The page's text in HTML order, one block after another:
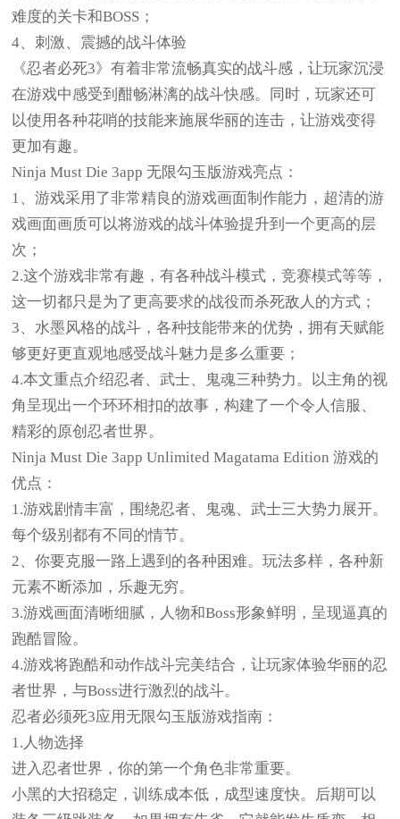
难度的关卡和BOSS；
4、刺激、震撼的战斗体验
《忍者必死3》有着非常流畅真实的战斗感，让玩家沉浸
在游戏中感受到酣畅淋漓的战斗快感。同时，玩家还可
以使用各种花哨的技能来施展华丽的连击，让游戏变得
更加有趣。
Ninja Must Die 3app 无限勾玉版游戏亮点：
1、游戏采用了非常精良的游戏画面制作能力，超清的游
戏画面画质可以将游戏的战斗体验提升到一个更高的层
次；
2.这个游戏非常有趣，有各种战斗模式，竞赛模式等等，
这一切都只是为了更高要求的战役而杀死敌人的方式；
3、水墨风格的战斗，各种技能带来的优势，拥有天赋能
够更好更直观地感受战斗魅力是多么重要；
4.本文重点介绍忍者、武士、鬼魂三种势力。以主角的视
角呈现出一个环环相扣的故事，构建了一个令人信服、
精彩的原创忍者世界。
Ninja Must Die 3app Unlimited Magatama Edition 游戏的
优点：
1.游戏剧情丰富，围绕忍者、鬼魂、武士三大势力展开。
每个级别都有不同的情节。
2、你要克服一路上遇到的各种困难。玩法多样，各种新
元素不断添加，乐趣无穷。
3.游戏画面清晰细腻，人物和Boss形象鲜明，呈现逼真的
跑酷冒险。
4.游戏将跑酷和动作战斗完美结合，让玩家体验华丽的忍
者世界，与Boss进行激烈的战斗。
忍者必须死3应用无限勾玉版游戏指南：
1.人物选择
进入忍者世界，你的第一个角色非常重要。
小黑的大招稳定，训练成本低，成型速度快。后期可以